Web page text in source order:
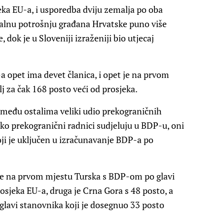
EU-a, i usporedba dviju zemalja po oba
potrošnju građana Hrvatske puno više
dok je u Sloveniji izraženiji bio utjecaj
opet ima devet članica, i opet je na prvom
čak 168 posto veći od prosjeka.
ostalima veliki udio prekograničnih
prekogranični radnici sudjeluju u BDP-u, oni
je uključen u izračunavanje BDP-a po
prvom mjestu Turska s BDP-om po glavi
EU-a, druga je Crna Gora s 48 posto, a
stanovnika koji je dosegnuo 33 posto